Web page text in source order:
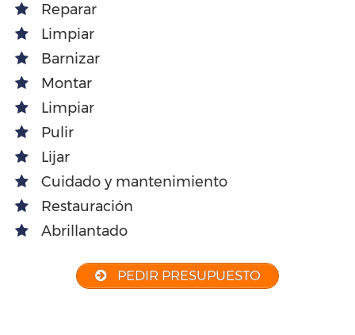
Reparar
Limpiar
Barnizar
Montar
Limpiar
Pulir
Lijar
Cuidado y mantenimiento
Restauración
Abrillantado
PEDIR PRESUPUESTO